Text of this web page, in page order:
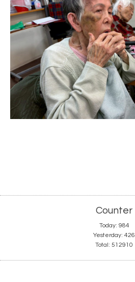
Counter
Today: 984
Yesterday: 426
Total: 512910